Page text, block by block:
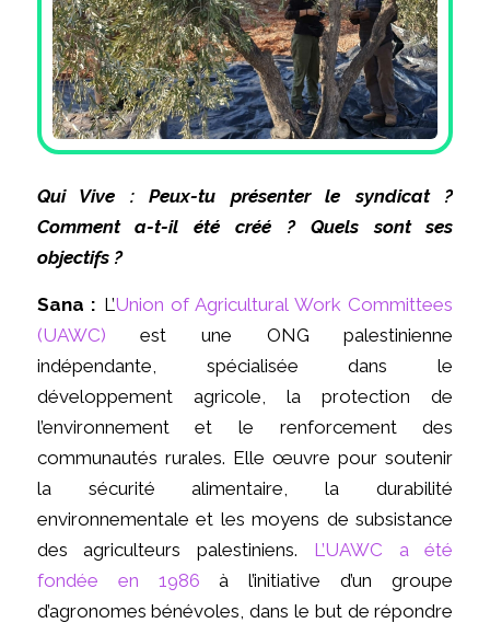
Qui Vive : Peux-tu présenter le syndicat ?
Comment a-t-il été créé ? Quels sont ses
objectifs ?
Sana : L’Union of Agricultural Work Committees
(UAWC) est une ONG palestinienne
indépendante, spécialisée dans le
développement agricole, la protection de
l’environnement et le renforcement des
communautés rurales. Elle œuvre pour soutenir
la sécurité alimentaire, la durabilité
environnementale et les moyens de subsistance
des agriculteurs palestiniens. L’UAWC a été
fondée en 1986 à l’initiative d’un groupe
d’agronomes bénévoles, dans le but de répondre